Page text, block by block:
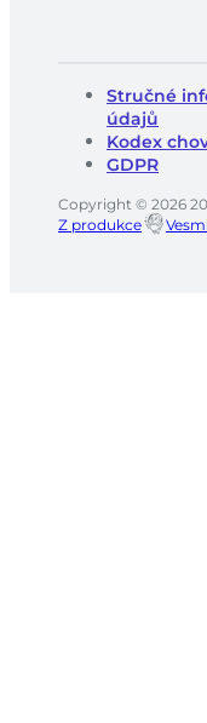
Stručné
údajů
Kodex
GDPR
Copyright © 2026
Z produkce